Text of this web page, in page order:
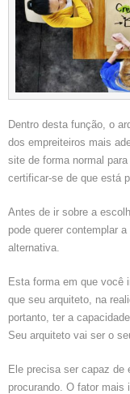
Dentro desta função, o
dos empreiteiros mais
site de forma normal
certificar-se de que está
Antes de ir sobre a
pode querer contemplar
alternativa.
Esta forma em que você
que seu arquiteto, na
portanto, ter a
Seu arquiteto vai ser o
Ele precisa ser capaz de
procurando. O fator mais